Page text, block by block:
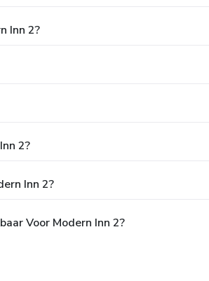
Inn 2?
2?
Inn 2?
Voor Modern Inn 2?